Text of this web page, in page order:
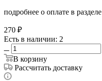
подробнее о оплате в разделе
270 ₽
Есть в наличии: 2
В корзину
Рассчитать доставку